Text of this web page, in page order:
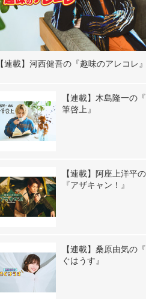
【連載】河西健吾の『趣味のアレコレ』
【連載】木島隆一の
筆啓上』
【連載】阿座上洋平の
『アザキャン！』
【連載】桑原由気の
ぐはうす』